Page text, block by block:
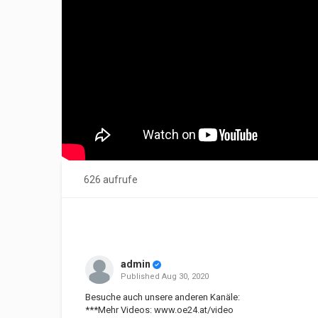
626 aufrufe
admin
Published Aug 30, 2020
Besuche auch unsere anderen Kanäle:
***Mehr Videos: www.oe24.at/video